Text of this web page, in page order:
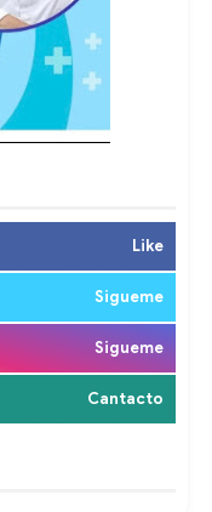
Like
Sigueme
Sigueme
Cantacto